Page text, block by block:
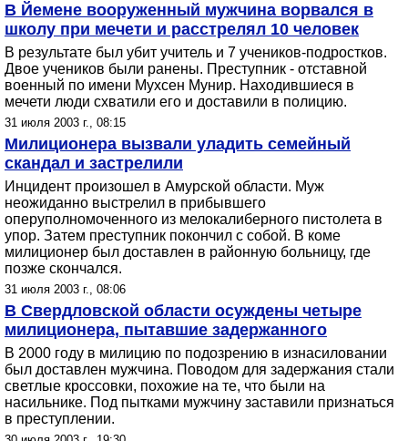
В Йемене вооруженный мужчина ворвался в
школу при мечети и расстрелял 10 человек
В результате был убит учитель и 7 учеников-подростков.
Двое учеников были ранены. Преступник - отставной
военный по имени Мухсен Мунир. Находившиеся в
мечети люди схватили его и доставили в полицию.
31 июля 2003 г., 08:15
Милиционера вызвали уладить семейный
скандал и застрелили
Инцидент произошел в Амурской области. Муж
неожиданно выстрелил в прибывшего
оперуполномоченного из мелокалиберного пистолета в
упор. Затем преступник покончил с собой. В коме
милиционер был доставлен в районную больницу, где
позже скончался.
31 июля 2003 г., 08:06
В Свердловской области осуждены четыре
милиционера, пытавшие задержанного
В 2000 году в милицию по подозрению в изнасиловании
был доставлен мужчина. Поводом для задержания стали
светлые кроссовки, похожие на те, что были на
насильнике. Под пытками мужчину заставили признаться
в преступлении.